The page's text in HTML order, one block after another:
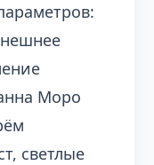
Моро
светлые